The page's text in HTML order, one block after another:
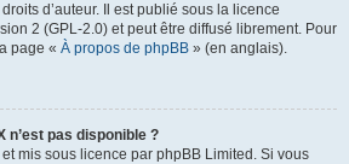
d’auteur. Il est publié sous la licence
2 (GPL-2.0) et peut être diffusé librement. Pour
page « À propos de phpBB » (en anglais).
n’est pas disponible ?
mis sous licence par phpBB Limited. Si vous